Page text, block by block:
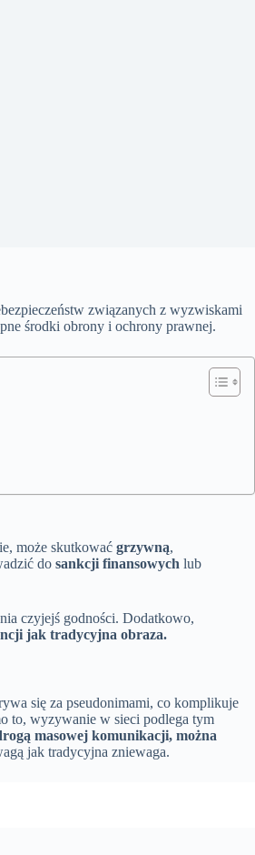
związanych z wyzwiskami
środki obrony i ochrony prawnej.
może skutkować grzywną,
do sankcji finansowych lub
czyjejś godności. Dodatkowo,
jak tradycyjna obraza.
się za pseudonimami, co komplikuje
to, wyzywanie w sieci podlega tym
masowej komunikacji, można
jak tradycyjna zniewaga.